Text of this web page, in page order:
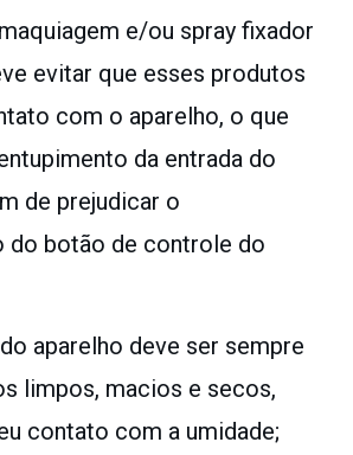
e/ou spray fixador
evitar que esses produtos
com o aparelho, o que
da entrada do
de prejudicar o
do botão de controle do
aparelho deve ser sempre
limpos, macios e secos,
contato com a umidade;